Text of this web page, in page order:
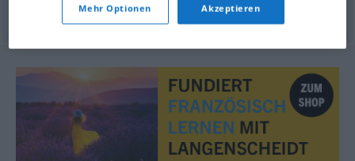
© myThes Dicollecte
Mehr Optionen Akzeptieren